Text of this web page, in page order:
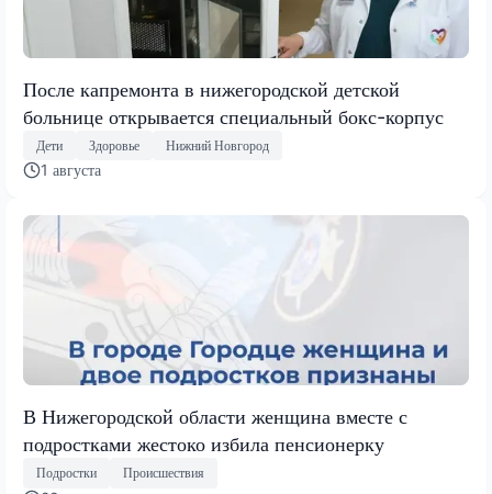
После капремонта в нижегородской детской
больнице открывается специальный бокс-корпус
Дети Здоровье Нижний Новгород
1 августа
В Нижегородской области женщина вместе с
подростками жестоко избила пенсионерку
Подростки Происшествия